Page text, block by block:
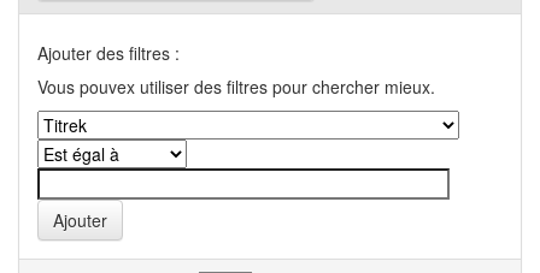
Ajouter des filtres :
Vous pouvex utiliser des filtres pour chercher mieux.